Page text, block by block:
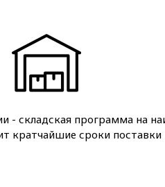
- складская программа на
кратчайшие сроки